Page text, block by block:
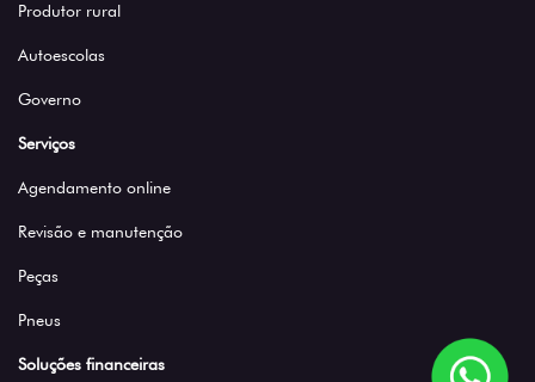
Produtor rural
Autoescolas
Governo
Serviços
Agendamento online
Revisão e manutenção
Peças
Pneus
Soluções financeiras